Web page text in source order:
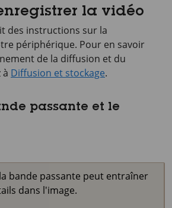
la vidéo
des instructions sur la
périphérique. Pour en savoir
de la diffusion et du
à Diffusion et stockage.
passante et le
bande passante peut entraîner
dans l'image.